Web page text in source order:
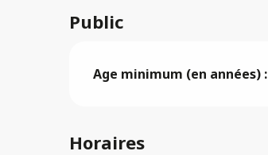
Public
Age minimum (en années) :
Horaires